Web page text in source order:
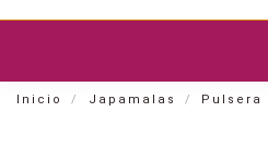
Inicio Japamalas Pulsera